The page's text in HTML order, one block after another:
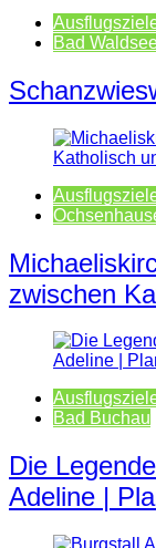
Bad
zwischen
Bad Buchau
Die
Adeline |